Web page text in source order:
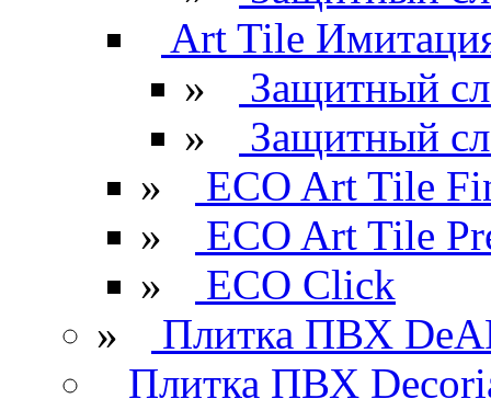
Art Tile
»
Защитный
»
Защитный
»
ECO Art Tile
»
ECO Art Tile
»
ECO Click
»
Плитка ПВХ
Плитка ПВХ